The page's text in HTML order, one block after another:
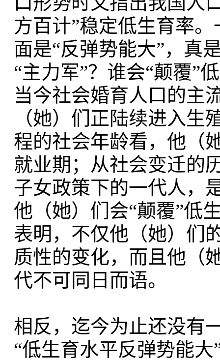
方百计”稳定低生育率
面是“反弹势能大”，真
“主力军”？谁会“颠覆”
当今社会婚育人口的主
（她）们正陆续进入生
程的社会年龄看，他（
就业期；从社会变迁的
子女政策下的一代人，
他（她）们会“颠覆”低
表明，不仅他（她）们
质性的变化，而且他（
代不可同日而语。
相反，迄今为止还没有
“低生育水平反弹势能